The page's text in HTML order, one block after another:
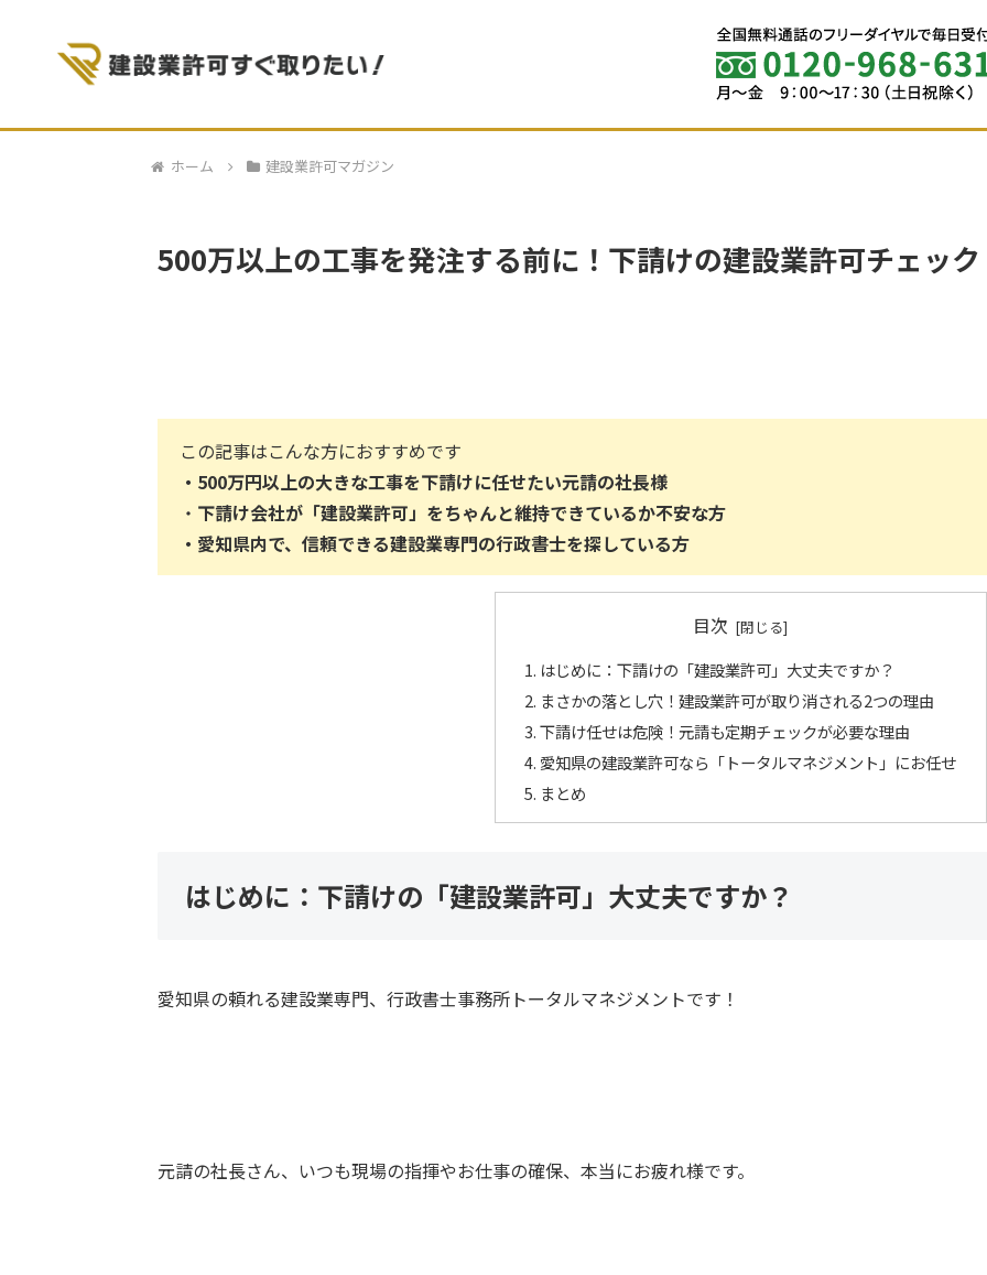
ホーム 建設業許可マガジン
500万以上の工事を発注する前に！下請けの建設業許可チェック
この記事はこんな方におすすめです
・ 500万円以上の大きな工事を下請けに任せたい元請の社長様
・ 下請け会社が「建設業許可」をちゃんと維持できているか不安な方
・愛知県内で、信頼できる建設業専門の行政書士を探している方
目次
はじめに：下請けの「建設業許可」大丈夫ですか？
まさかの落とし穴！建設業許可が取り消される2つの理由
下請け任せは危険！元請も定期チェックが必要な理由
愛知県の建設業許可なら「トータルマネジメント」にお任せ
まとめ
はじめに：下請けの「建設業許可」大丈夫ですか？
愛知県の頼れる建設業専門、行政書士事務所トータルマネジメントです！
元請の社長さん、いつも現場の指揮やお仕事の確保、本当にお疲れ様です。